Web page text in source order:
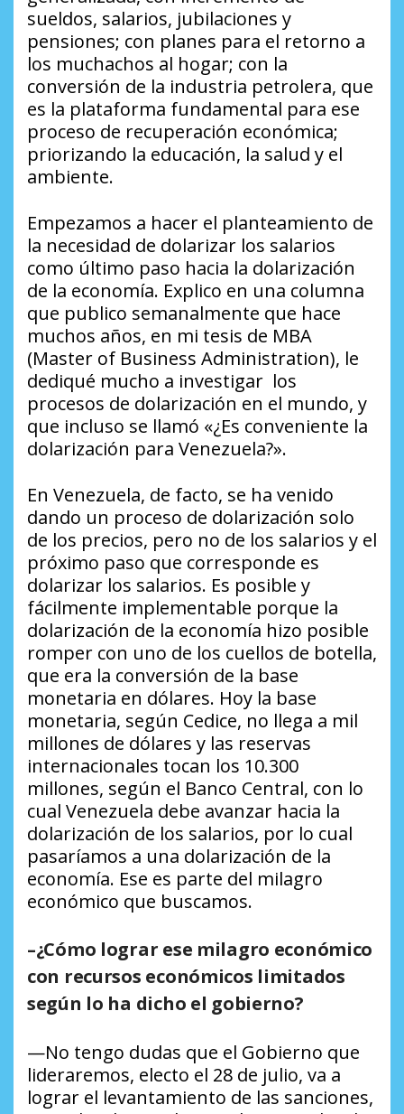
sueldos, salarios, jubilaciones y
pensiones; con planes para el retorno a
los muchachos al hogar; con la
conversión de la industria petrolera, que
es la plataforma fundamental para ese
proceso de recuperación económica;
priorizando la educación, la salud y el
ambiente.
Empezamos a hacer el planteamiento de
la necesidad de dolarizar los salarios
como último paso hacia la dolarización
de la economía. Explico en una columna
que publico semanalmente que hace
muchos años, en mi tesis de MBA
(Master of Business Administration), le
dediqué mucho a investigar los
procesos de dolarización en el mundo, y
que incluso se llamó «¿Es conveniente la
dolarización para Venezuela?».
En Venezuela, de facto, se ha venido
dando un proceso de dolarización solo
de los precios, pero no de los salarios y el
próximo paso que corresponde es
dolarizar los salarios. Es posible y
fácilmente implementable porque la
dolarización de la economía hizo posible
romper con uno de los cuellos de botella,
que era la conversión de la base
monetaria en dólares. Hoy la base
monetaria, según Cedice, no llega a mil
millones de dólares y las reservas
internacionales tocan los 10.300
millones, según el Banco Central, con lo
cual Venezuela debe avanzar hacia la
dolarización de los salarios, por lo cual
pasaríamos a una dolarización de la
economía. Ese es parte del milagro
económico que buscamos.
–¿Cómo lograr ese milagro económico
con recursos económicos limitados
según lo ha dicho el gobierno?
—No tengo dudas que el Gobierno que
lideraremos, electo el 28 de julio, va a
lograr el levantamiento de las sanciones,